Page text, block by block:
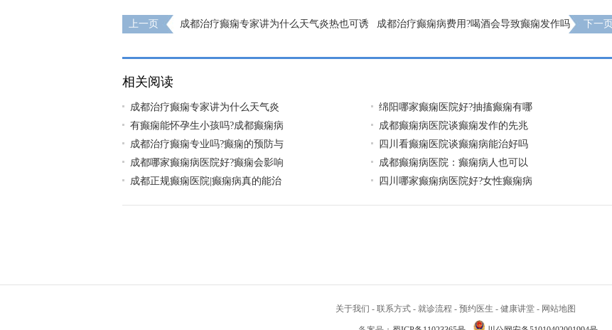
上一页
成都治疗癫痫专家讲为什么天气炎热也可诱
成都治疗癫痫病费用?喝酒会导致癫痫发作吗 下一页
相关阅读
成都治疗癫痫专家讲为什么天气炎
绵阳哪家癫痫医院好?抽搐癫痫有哪
有癫痫能怀孕生小孩吗?成都癫痫病
成都癫痫病医院谈癫痫发作的先兆
成都治疗癫痫专业吗?癫痫的预防与
四川看癫痫医院谈癫痫病能治好吗
成都哪家癫痫病医院好?癫痫会影响
成都癫痫病医院：癫痫病人也可以
成都正规癫痫医院|癫痫病真的能治
四川哪家癫痫病医院好?女性癫痫病
关于我们 - 联系方式 - 就诊流程 - 预约医生 - 健康讲堂 - 网站地图